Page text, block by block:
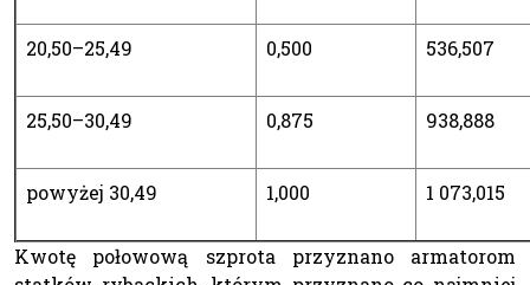
20,50–25,49 0,500 536,507
25,50–30,49 0,875 938,888
powyżej 30,49 1,000 1 073,015
Kwotę połowową szprota przyznano armatorom